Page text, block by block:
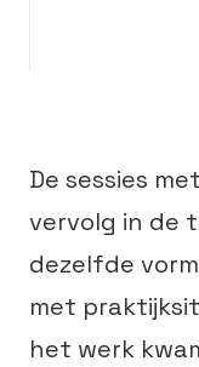
De sessies
vervolg in de
dezelfde
met
het werk